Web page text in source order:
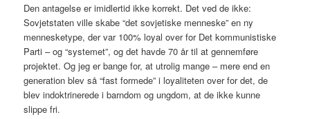
Den antagelse er imidlertid ikke korrekt. Det ved de ikke:
Sovjetstaten ville skabe “det sovjetiske menneske” en ny
mennesketype, der var 100% loyal over for Det kommunistiske
Parti – og “systemet”, og det havde 70 år til at gennemføre
projektet. Og jeg er bange for, at utrolig mange – mere end en
generation blev så “fast formede” i loyaliteten over for det, de
blev indoktrinerede i barndom og ungdom, at de ikke kunne
slippe fri.